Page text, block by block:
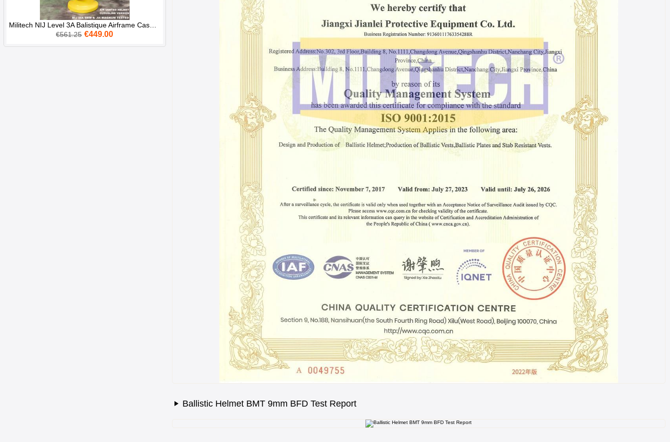
Militech NIJ Level 3A Balistique Airframe Casque BK
€561.25 €449.00
Ballistic Helmet BMT 9mm BFD Test Report